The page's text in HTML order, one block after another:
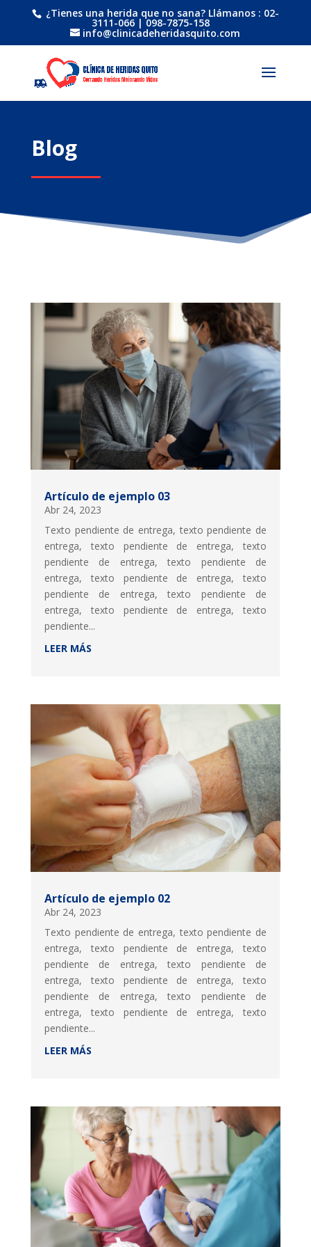
¿Tienes una herida que no sana? Llámanos : 02-
3111-066 | 098-7875-158
info@clinicadeheridasquito.com
Blog
Artículo de ejemplo 03
Abr 24, 2023
Texto pendiente de entrega, texto pendiente de
entrega, texto pendiente de entrega, texto
pendiente de entrega, texto pendiente de
entrega, texto pendiente de entrega, texto
pendiente de entrega, texto pendiente de
entrega, texto pendiente de entrega, texto
pendiente...
LEER MÁS
Artículo de ejemplo 02
Abr 24, 2023
Texto pendiente de entrega, texto pendiente de
entrega, texto pendiente de entrega, texto
pendiente de entrega, texto pendiente de
entrega, texto pendiente de entrega, texto
pendiente de entrega, texto pendiente de
entrega, texto pendiente de entrega, texto
pendiente...
LEER MÁS